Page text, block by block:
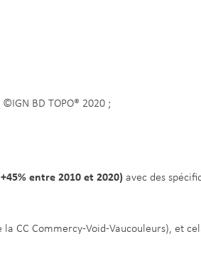
BD TOPO® 2020 ;
entre 2010 et 2020) avec des
CC Commercy-Void-Vaucouleurs), et